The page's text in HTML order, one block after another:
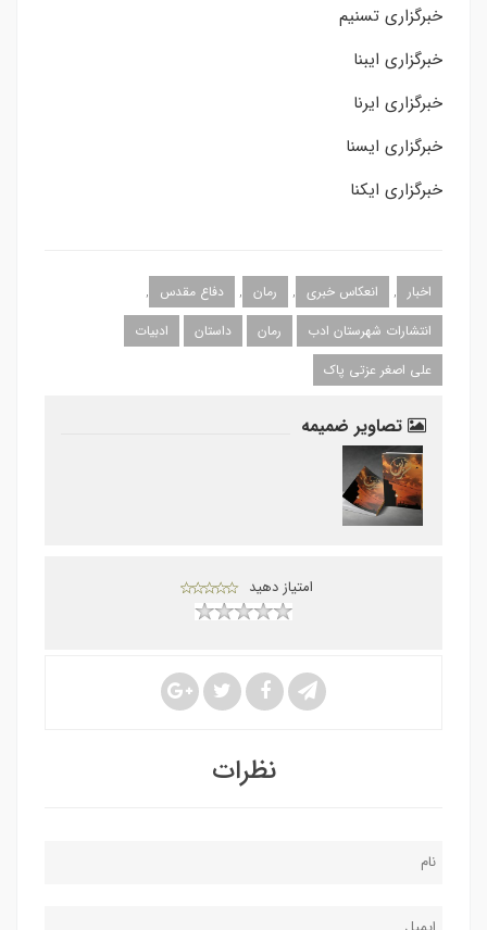
خبرگزاری تسنیم
خبرگزاری ایبنا
خبرگزاری ایرنا
خبرگزاری ایسنا
خبرگزاری ایکنا
اخبار , انعکاس خبری , رمان , دفاع مقدس
,
انتشارات شهرستان ادب
رمان داستان
ادبیات
علی اصغر عزتی پاک
تصاویر ضمیمه
امتیاز دهید
نظرات